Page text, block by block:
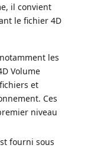
il convient
le fichier 4D
les
Volume
et
Ces
niveau
fourni sous